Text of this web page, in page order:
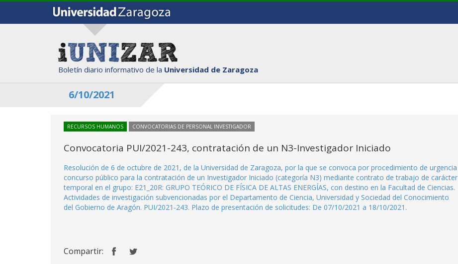
Boletín diario informativo de la Universidad de Zaragoza
6/10/2021
RECURSOS HUMANOS CONVOCATORIAS DE PERSONAL INVESTIGADOR
Convocatoria PUI/2021-243, contratación de un N3-Investigador Iniciado
Resolución de 6 de octubre de 2021, de la Universidad de Zaragoza, por la que se convoca por procedimiento de urgencia
concurso público para la contratación de un Investigador Iniciado (categoría N3) mediante contrato de trabajo de carácter
temporal en el grupo: E21_20R: GRUPO TEÓRICO DE FÍSICA DE ALTAS ENERGÍAS, con destino en la Facultad de Ciencias.
Actividades de investigación subvencionadas por el Departamento de Ciencia, Universidad y Sociedad del Conocimiento
del Gobierno de Aragón. PUI/2021-243. Plazo de presentación de solicitudes: De 07/10/2021 a 18/10/2021.
Compartir: